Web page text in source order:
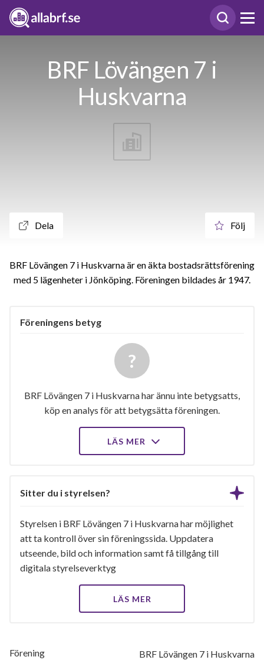
BRF Lövängen 7 i
Huskvarna
Dela Följ
BRF Lövängen 7 i Huskvarna är en äkta bostadsrättsförening
med 5 lägenheter i Jönköping. Föreningen bildades år 1947
Föreningens betyg
BRF Lövängen 7 i Huskvarna har ännu inte betygsatts,
köp en analys för att betygsätta föreningen.
LÄS MER
Sitter du i styrelsen?
Styrelsen i BRF Lövängen 7 i Huskvarna har möjlighet
att ta kontroll över sin föreningssida. Uppdatera
utseende, bild och information samt få tillgång till
digitala styrelseverktyg
LÄS MER
Förening BRF Lövängen 7 i Huskvarna